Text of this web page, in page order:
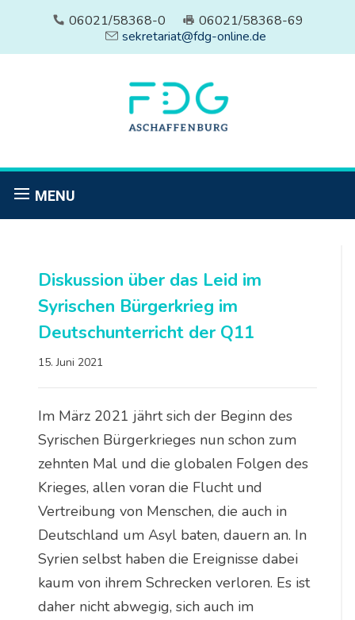
06021/58368-0
06021/58368-69
sekretariat@fdg-online.de
MENU
Diskussion über das Leid im
Syrischen Bürgerkrieg im
Deutschunterricht der Q11
15. Juni 2021
Im März 2021 jährt sich der Beginn des
Syrischen Bürgerkrieges nun schon zum
zehnten Mal und die globalen Folgen des
Krieges, allen voran die Flucht und
Vertreibung von Menschen, die auch in
Deutschland um Asyl baten, dauern an. In
Syrien selbst haben die Ereignisse dabei
kaum von ihrem Schrecken verloren. Es ist
daher nicht abwegig, sich auch im